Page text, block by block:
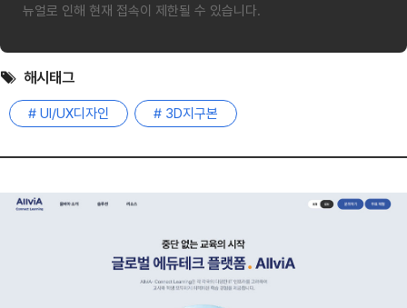
뉴얼로 인해 현재 접속이 제한될 수 있습니다.
해시태그
# UI/UX디자인 # 3D지구본